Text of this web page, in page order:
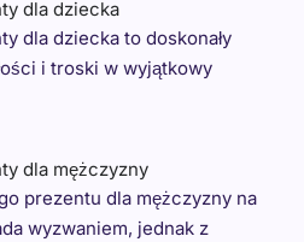
dla dziecka
dla dziecka to doskonały
i troski w wyjątkowy
dla mężczyzny
prezentu dla mężczyzny na
wyzwaniem, jednak z